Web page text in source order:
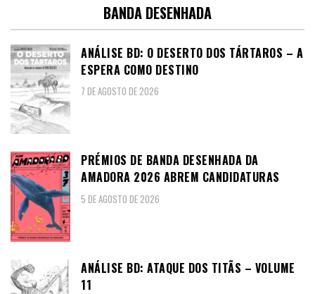
BANDA DESENHADA
ANÁLISE BD: O DESERTO DOS TÁRTAROS – A
ESPERA COMO DESTINO
7 DE AGOSTO DE 2026
PRÉMIOS DE BANDA DESENHADA DA
AMADORA 2026 ABREM CANDIDATURAS
5 DE AGOSTO DE 2026
ANÁLISE BD: ATAQUE DOS TITÃS – VOLUME
11